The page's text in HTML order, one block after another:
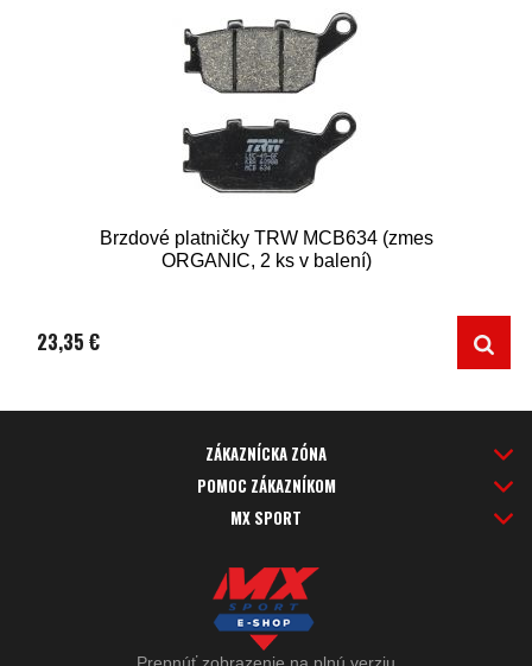
Brzdové platničky TRW MCB634 (zmes
ORGANIC, 2 ks v balení)
23,35 €
ZÁKAZNÍCKA ZÓNA
POMOC ZÁKAZNÍKOM
MX SPORT